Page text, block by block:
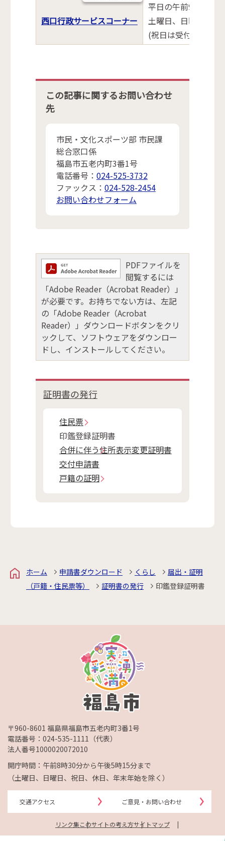
西口行政サービスコーナー
平日の午前9時から
土曜日、日曜日の午
(祝日は受付してい
この記事に関するお問い合わせ
先
市民・文化スポーツ部 市民課
総合窓口係
福島市五老内町3番1号
電話番号： 024-525-3732
ファックス： 024-528-2454
お問い合わせフォーム
PDFファイルを
閲覧するには
「Adobe Reader（Acrobat Reader）」
が必要です。お持ちでない方は、左記
の「Adobe Reader（Acrobat
Reader）」ダウンロードボタンをクリ
ックして、ソフトウェアをダウンロー
ドし、インストールしてください。
証明書の発行
住民票
印鑑登録証明書
合併に伴う住所表示変更証明書
交付申請書
戸籍の証明
ホーム 申請書ダウンロード くらし
届出・証明
（戸籍・住民票等）
証明書の発行 印鑑登録証明書
〒960-8601 福島県福島市五老内町3番1号
電話番号： 024-535-1111
（代表）
法人番号1000020072010
開庁時間：午前8時30分から午後5時15分まで
（土曜日、日曜日、祝日、休日、年末年始を除く）
交通アクセス ご意見・お問い合わせ
リンク集このサイトの考え方サイトマップ